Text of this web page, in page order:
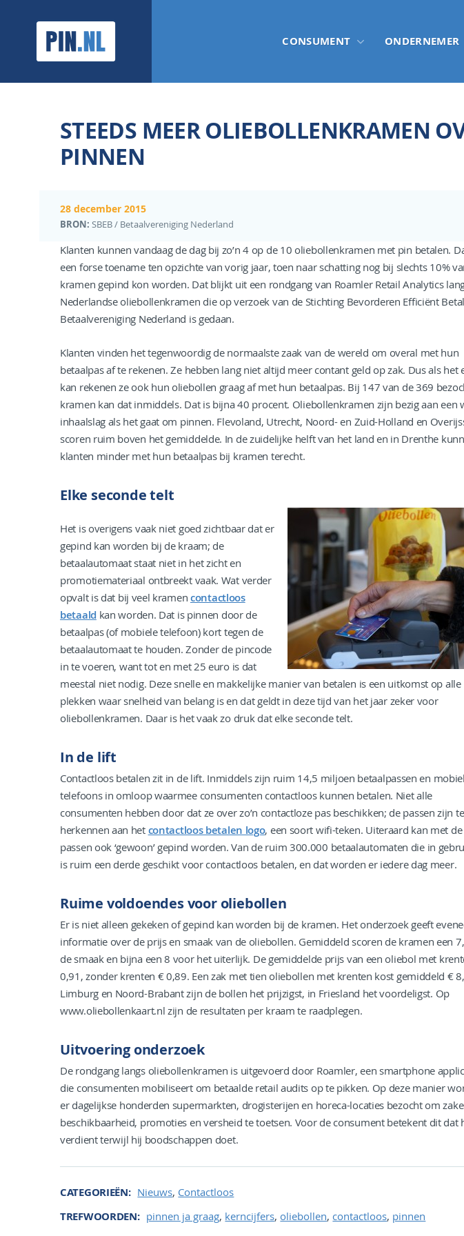
CONSUMENT ONDERNEMER
STEEDS MEER OLIEBOLLENKRAMEN
PINNEN
28 december 2015
BRON: SBEB / Betaalvereniging Nederland
Klanten kunnen vandaag de dag bij zo’n 4 op de 10 oliebollenkramen met pin betalen.
een forse toename ten opzichte van vorig jaar, toen naar schatting nog bij slechts 10%
kramen gepind kon worden. Dat blijkt uit een rondgang van Roamler Retail Analytics
Nederlandse oliebollenkramen die op verzoek van de Stichting Bevorderen Efficiënt
Betaalvereniging Nederland is gedaan.
Klanten vinden het tegenwoordig de normaalste zaak van de wereld om overal met hun
betaalpas af te rekenen. Ze hebben lang niet altijd meer contant geld op zak. Dus als het
kan rekenen ze ook hun oliebollen graag af met hun betaalpas. Bij 147 van de 369
kramen kan dat inmiddels. Dat is bijna 40 procent. Oliebollenkramen zijn bezig aan een
inhaalslag als het gaat om pinnen. Flevoland, Utrecht, Noord- en Zuid-Holland en
scoren ruim boven het gemiddelde. In de zuidelijke helft van het land en in Drenthe
klanten minder met hun betaalpas bij kramen terecht.
Elke seconde telt
Het is overigens vaak niet goed zichtbaar dat er
gepind kan worden bij de kraam; de
betaalautomaat staat niet in het zicht en
promotiemateriaal ontbreekt vaak. Wat verder
opvalt is dat bij veel kramen contactloos
betaald kan worden. Dat is pinnen door de
betaalpas (of mobiele telefoon) kort tegen de
betaalautomaat te houden. Zonder de pincode
in te voeren, want tot en met 25 euro is dat
meestal niet nodig. Deze snelle en makkelijke manier van betalen is een uitkomst op alle
plekken waar snelheid van belang is en dat geldt in deze tijd van het jaar zeker voor
oliebollenkramen. Daar is het vaak zo druk dat elke seconde telt.
In de lift
Contactloos betalen zit in de lift. Inmiddels zijn ruim 14,5 miljoen betaalpassen en
telefoons in omloop waarmee consumenten contactloos kunnen betalen. Niet alle
consumenten hebben door dat ze over zo’n contactloze pas beschikken; de passen zijn te
herkennen aan het contactloos betalen logo, een soort wifi-teken. Uiteraard kan met de
passen ook ‘gewoon’ gepind worden. Van de ruim 300.000 betaalautomaten die in
is ruim een derde geschikt voor contactloos betalen, en dat worden er iedere dag meer.
Ruime voldoendes voor oliebollen
Er is niet alleen gekeken of gepind kan worden bij de kramen. Het onderzoek geeft
informatie over de prijs en smaak van de oliebollen. Gemiddeld scoren de kramen een
de smaak en bijna een 8 voor het uiterlijk. De gemiddelde prijs van een oliebol met
0,91, zonder krenten € 0,89. Een zak met tien oliebollen met krenten kost gemiddeld €
Limburg en Noord-Brabant zijn de bollen het prijzigst, in Friesland het voordeligst. Op
www.oliebollenkaart.nl zijn de resultaten per kraam te raadplegen.
Uitvoering onderzoek
De rondgang langs oliebollenkramen is uitgevoerd door Roamler, een smartphone
die consumenten mobiliseert om betaalde retail audits op te pikken. Op deze manier
er dagelijkse honderden supermarkten, drogisterijen en horeca-locaties bezocht om
beschikbaarheid, promoties en versheid te toetsen. Voor de consument betekent dit dat
verdient terwijl hij boodschappen doet.
CATEGORIEËN Nieuws, Contactloos
TREFWOORDEN pinnen ja graag, kerncijfers, oliebollen, contactloos, pinnen